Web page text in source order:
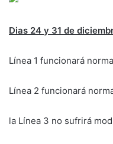
Dias 24 y 31 de
Línea 1 funcionará
Línea 2 funcionará
la Línea 3 no sufrirá